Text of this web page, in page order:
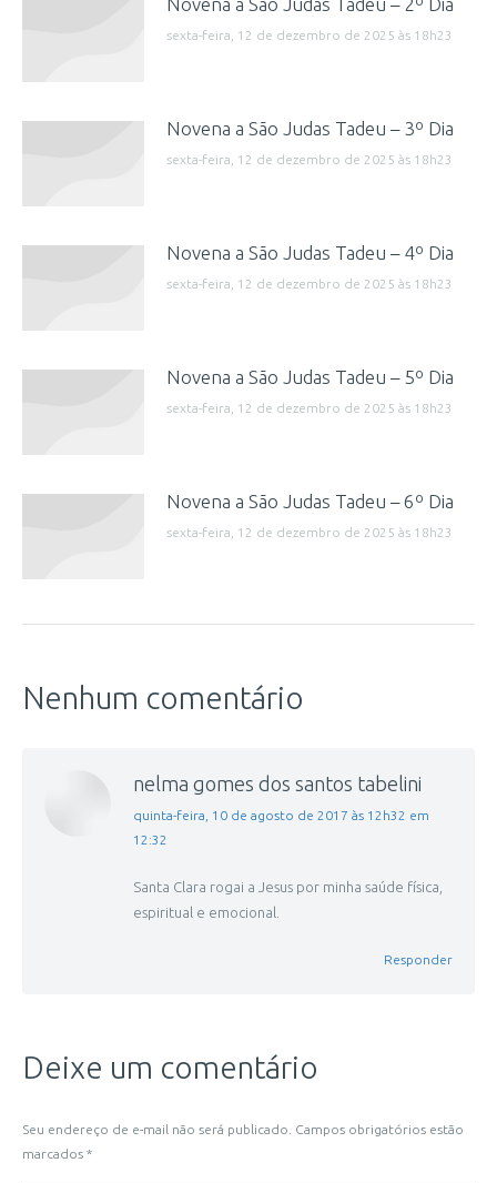
sexta-feira, 12 de dezembro de 2025 às 18h23
Novena a São Judas Tadeu – 3º Dia
sexta-feira, 12 de dezembro de 2025 às 18h23
Novena a São Judas Tadeu – 4º Dia
sexta-feira, 12 de dezembro de 2025 às 18h23
Novena a São Judas Tadeu – 5º Dia
sexta-feira, 12 de dezembro de 2025 às 18h23
Novena a São Judas Tadeu – 6º Dia
sexta-feira, 12 de dezembro de 2025 às 18h23
Nenhum comentário
nelma gomes dos santos tabelini
disse:
quinta-feira, 10 de agosto de 2017 às 12h32 em
12:32
Santa Clara rogai a Jesus por minha saúde física,
espiritual e emocional.
Responder
Deixe um comentário
Seu endereço de e-mail não será publicado. Campos obrigatórios estão
marcados *